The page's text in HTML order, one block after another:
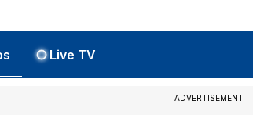
Live TV
ADVERTISEMENT